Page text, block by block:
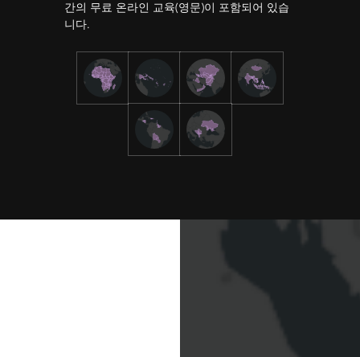
간의 무료 온라인 교육(영문)이 포함되어 있습
니다.